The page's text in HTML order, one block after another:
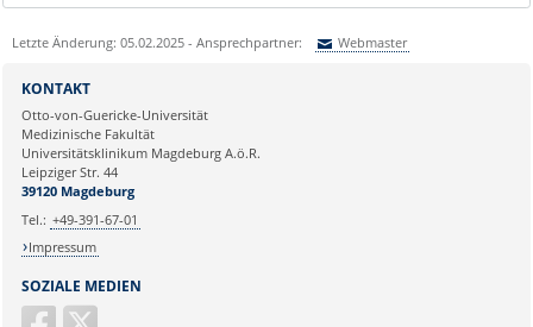
Letzte Änderung: 05.02.2025 - Ansprechpartner: Webmaster
Ihre E-Mailadresse:
Ihr Anliegen:
SOZIALE MEDIEN
KONTAKT
Otto-von-Guericke-Universität
Medizinische Fakultät
Universitätsklinikum Magdeburg A.ö.R.
Leipziger Str. 44
39120 Magdeburg
Tel.: +49-391-67-01
Impressum